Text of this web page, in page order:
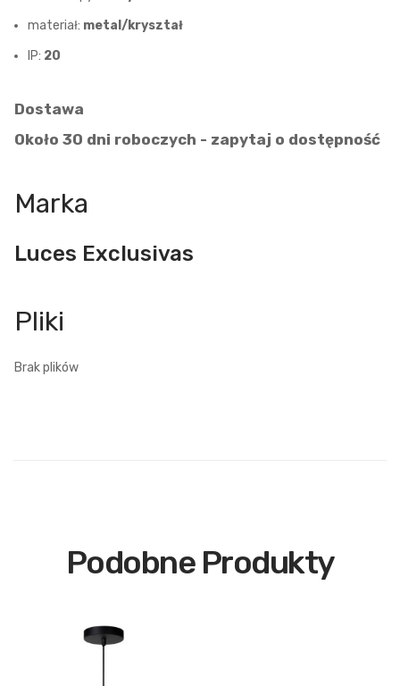
materiał: metal/kryształ
IP: 20
Dostawa
Około 30 dni roboczych - zapytaj o dostępność
Marka
Luces Exclusivas
Brak plików
Podobne Produkty